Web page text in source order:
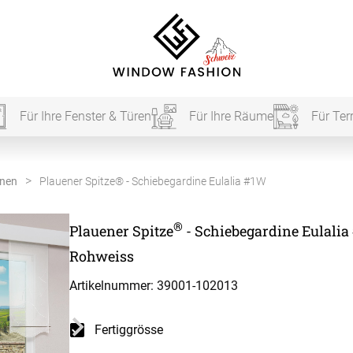
Für Ihre Fenster & Türen Für Ihre Räume Für
Plauener Spitze® - Schiebegardine Eulalia #1W
Plauener Spitze® - Schiebegardine Eulalia
Rohweiss
Artikelnummer: 39001-102013
Fertiggrösse